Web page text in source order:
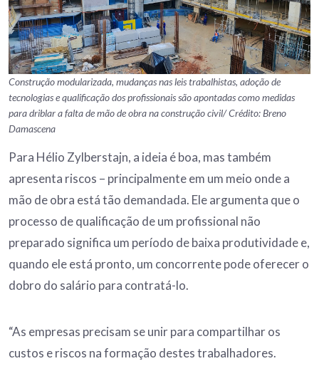
Construção modularizada, mudanças nas leis trabalhistas, adoção de
tecnologias e qualificação dos profissionais são apontadas como medidas
para driblar a falta de mão de obra na construção civil/ Crédito: Breno
Damascena
Para Hélio Zylberstajn, a ideia é boa, mas também
apresenta riscos – principalmente em um meio onde a
mão de obra está tão demandada. Ele argumenta que o
processo de qualificação de um profissional não
preparado significa um período de baixa produtividade e,
quando ele está pronto, um concorrente pode oferecer o
dobro do salário para contratá-lo.
“As empresas precisam se unir para compartilhar os
custos e riscos na formação destes trabalhadores.